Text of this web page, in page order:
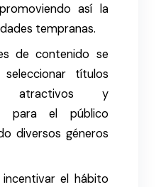
así la
tempranas.
de contenido se
títulos
atractivos y
para el público
diversos géneros
el hábito